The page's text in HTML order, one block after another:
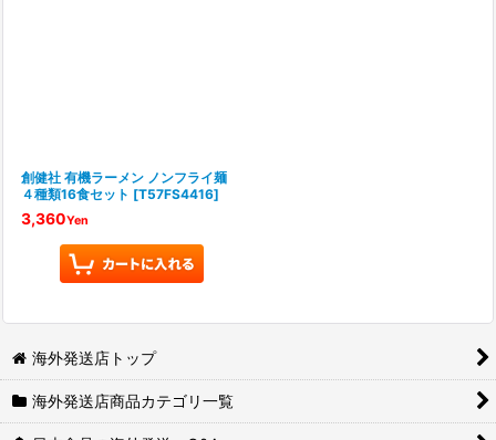
創健社 有機ラーメン ノンフライ麺
４種類16食セット [T57FS4416]
3,360Yen
海外発送店トップ
海外発送店商品カテゴリ一覧